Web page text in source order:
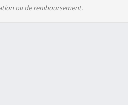
ou de remboursement.